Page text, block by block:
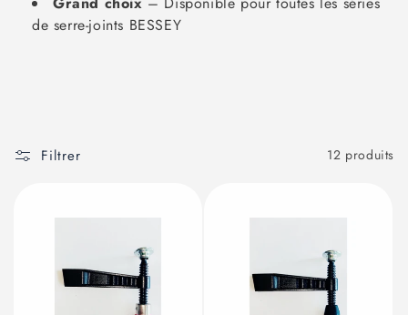
de serre-joints BESSEY
Filtrer 12 produits